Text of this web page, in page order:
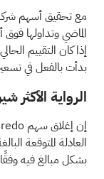
الماضي وتداولها
إذا كان التقييم
بدأت بالفعل في
الرواية الأكثر شيوعًا: 70.5% مبالغ
بشكل مبالغ فيه وفقًا